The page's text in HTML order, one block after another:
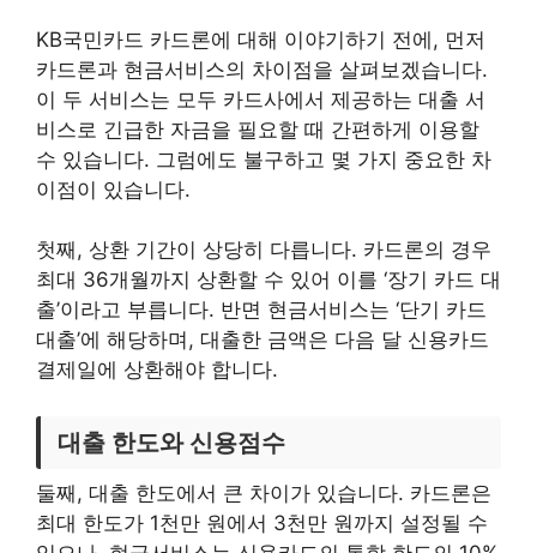
KB국민카드 카드론에 대해 이야기하기 전에, 먼저
카드론과 현금서비스의 차이점을 살펴보겠습니다.
이 두 서비스는 모두 카드사에서 제공하는 대출 서
비스로 긴급한 자금을 필요할 때 간편하게 이용할
수 있습니다. 그럼에도 불구하고 몇 가지 중요한 차
이점이 있습니다.
첫째, 상환 기간이 상당히 다릅니다. 카드론의 경우
최대 36개월까지 상환할 수 있어 이를 ‘장기 카드 대
출’이라고 부릅니다. 반면 현금서비스는 ‘단기 카드
대출’에 해당하며, 대출한 금액은 다음 달 신용카드
결제일에 상환해야 합니다.
대출 한도와 신용점수
둘째, 대출 한도에서 큰 차이가 있습니다. 카드론은
최대 한도가 1천만 원에서 3천만 원까지 설정될 수